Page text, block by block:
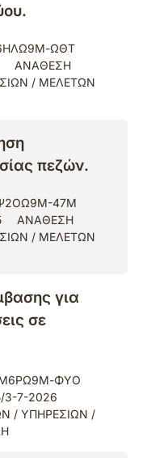
ΩΘΤ
ΑΝΑΘΕΣΗ
/ ΜΕΛΕΤΩΝ
πεζών.
47Μ
ΑΝΑΘΕΣΗ
/ ΜΕΛΕΤΩΝ
για
σε
ΦΥΟ
3-7-2026
/ ΥΠΗΡΕΣΙΩΝ /